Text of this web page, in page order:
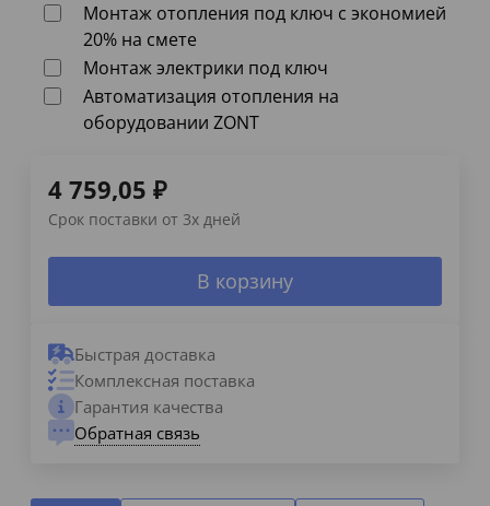
Монтаж отопления под ключ с экономией
20% на смете
Монтаж электрики под ключ
Автоматизация отопления на
оборудовании ZONT
4 759,05 ₽
Срок поставки от 3х дней
В корзину
Быстрая доставка
Комплексная поставка
Гарантия качества
Обратная связь